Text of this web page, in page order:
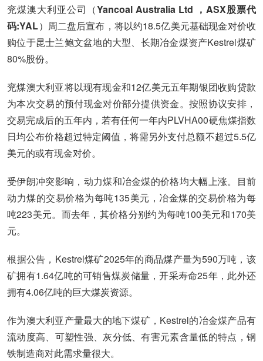
兖煤澳大利亚公司（Yancoal Australia Ltd ，ASX股票代
码:YAL）周二盘后宣布，将以约18.5亿美元基础现金对价收
购位于昆士兰鲍文盆地的大型、长期冶金煤资产Kestrel煤矿
80%股份。
兖煤澳大利亚将以现有现金和12亿美元五年期银团收购贷款
为本次交易的预付现金对价部分提供资金。按照协议安排，
交易完成后的五年内，若有任何一年内PLVHA00硬焦煤指数
日均公布价格超过特定阈值，将需另外支付总额不超过5.5亿
美元的或有现金对价。
受伊朗冲突影响，动力煤和冶金煤的价格均大幅上涨。目前
动力煤的交易价格为每吨135美元，冶金煤的交易价格为每
吨223美元。而去年，其价格分别约为每吨100美元和170美
元。
根据公告，Kestrel煤矿2025年的商品煤产量为590万吨，该
矿拥有1.64亿吨的可销售煤炭储量，开采寿命25年，此外还
拥有4.06亿吨的巨大煤炭资源。
作为澳大利亚产量最大的地下煤矿，Kestrel的冶金煤产品有
流动度高、可塑性强、灰分低、有害元素含量低的特点，钢
铁制造商对此需求量很大。